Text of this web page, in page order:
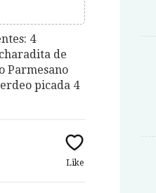
4
de
Parmesano
picada 4
Like